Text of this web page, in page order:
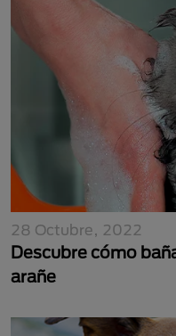
28 Octubre, 2022
Descubre cómo
arañe